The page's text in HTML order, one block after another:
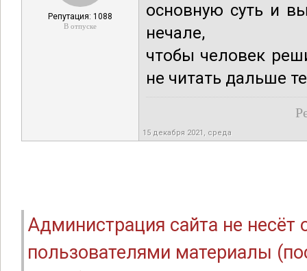
Репутация: 1088
В отпуске
основную суть и
нечале,
чтобы человек
не читать дальше
15 декабря 2021, среда
Администрация сайта не
пользователями материалы